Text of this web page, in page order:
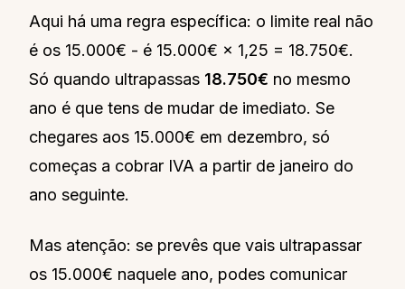
Aqui há uma regra específica: o limite real não
é os 15.000€ - é 15.000€ × 1,25 = 18.750€.
Só quando ultrapassas 18.750€ no mesmo
ano é que tens de mudar de imediato. Se
chegares aos 15.000€ em dezembro, só
começas a cobrar IVA a partir de janeiro do
ano seguinte.
Mas atenção: se prevês que vais ultrapassar
os 15.000€ naquele ano, podes comunicar